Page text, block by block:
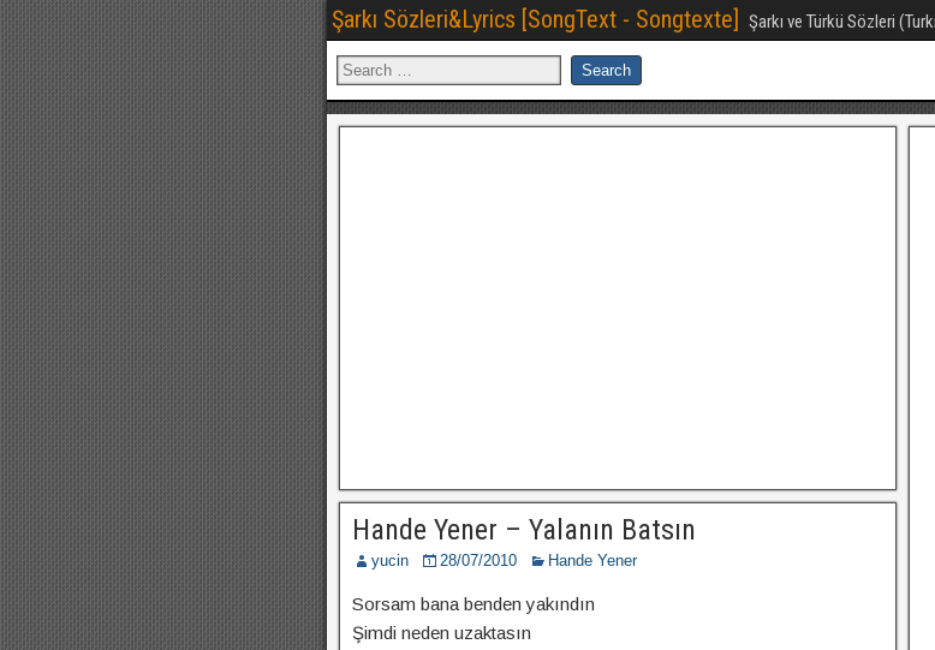
Şarkı Sözleri&Lyrics [SongText - Songtexte] Şarkı ve Türkü Sözleri
Hande Yener – Yalanın Batsın
yucin 28/07/2010 Hande Yener
Sorsam bana benden yakındın
Şimdi neden uzaktasın